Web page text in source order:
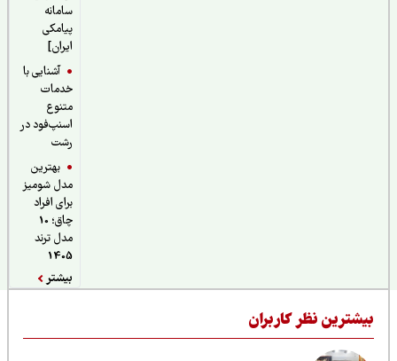
سامانه
پیامکی
آشنایی با
خدمات
اسنپ‌فود در
بهترین
مدل شومیز
برای افراد
چاق؛ 10
مدل ترند
نظر کاربران